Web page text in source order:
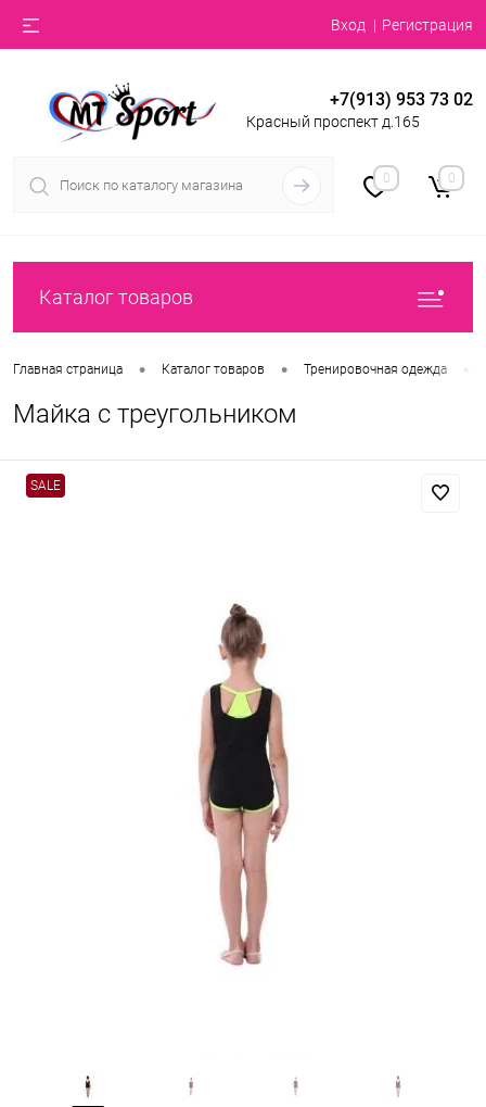
Вход Регистрация
+7(913) 953 73 02
Красный проспект д.165
0 0
Каталог товаров
Главная страница • Каталог товаров • Тренировочная одежда
Майка с треугольником
SALE